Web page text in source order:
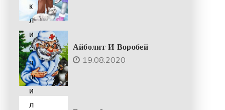
Айболит И Воробей
19.08.2020
к
л
и
с
а
ш
и
л